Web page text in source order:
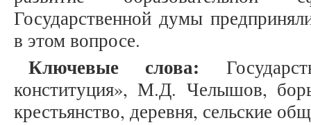
Государственной думы
в этом вопросе.
Ключевые слова:
конституция», М.Д. Челышов,
крестьянство, деревня, сельские